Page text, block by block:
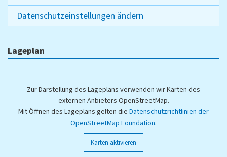
Datenschutzeinstellungen ändern
Lageplan
Zur Darstellung des Lageplans verwenden wir Karten des
externen Anbieters OpenStreetMap.
Mit Öffnen des Lageplans gelten die Datenschutzrichtlinien der
OpenStreetMap Foundation.
Karten aktivieren